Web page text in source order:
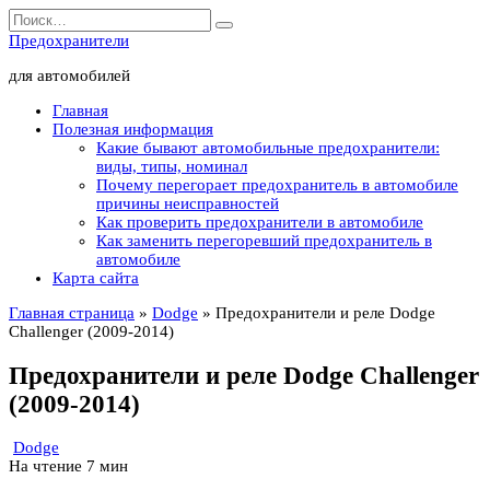
Перейти
к
содержанию
Search
for:
Предохранители
для автомобилей
Главная
Полезная информация
Какие бывают автомобильные предохранители:
виды, типы, номинал
Почему перегорает предохранитель в автомобиле
причины неисправностей
Как проверить предохранители в автомобиле
Как заменить перегоревший предохранитель в
автомобиле
Карта сайта
Главная страница » Dodge » Предохранители и реле Dodge
Challenger (2009-2014)
Предохранители и реле Dodge Challenger
(2009-2014)
Dodge
На чтение 7 мин